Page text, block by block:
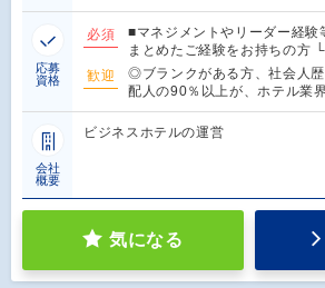
応募
資格
必須
■マネジメントやリーダー経験
まとめたご経験をお持ちの方
歓迎
◎ブランクがある方、社会人
配人の90％以上が、ホテル業
会社
概要
ビジネスホテルの運営
気になる